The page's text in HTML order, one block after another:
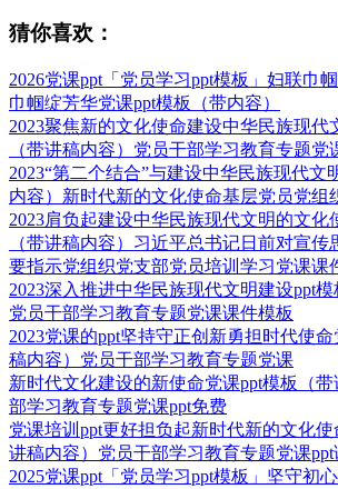
猜你喜欢：
2026党课ppt「党员学习ppt模板」妇联巾
巾帼绽芳华党课ppt模板（带内容）
2023聚焦新的文化使命建设中华民族现代
（带讲稿内容）党员干部学习教育专题党
2023“第二个结合”与建设中华民族现代文
内容）新时代新的文化使命基层党员党组
2023肩负起建设中华民族现代文明的文化
（带讲稿内容）习近平总书记日前对宣
要指示党组织党支部党员培训学习党课课
2023深入推进中华民族现代文明建设ppt模
党员干部学习教育专题党课课件模板
2023党课的ppt坚持守正创新勇担时代使
稿内容）党员干部学习教育专题党课
新时代文化建设的新使命党课ppt模板（
部学习教育专题党课ppt免费
党课培训ppt更好担负起新时代新的文化
讲稿内容）党员干部学习教育专题党课ppt
2025党课ppt「党员学习ppt模板」坚守初